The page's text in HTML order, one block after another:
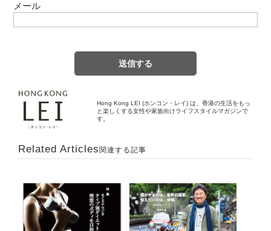
メール
Hong Kong LEI (ホンコン・レイ) は、香港の生活をもっ
と楽しくする女性や家族向けライフスタイルマガジンで
す。
Related Articles関連する記事